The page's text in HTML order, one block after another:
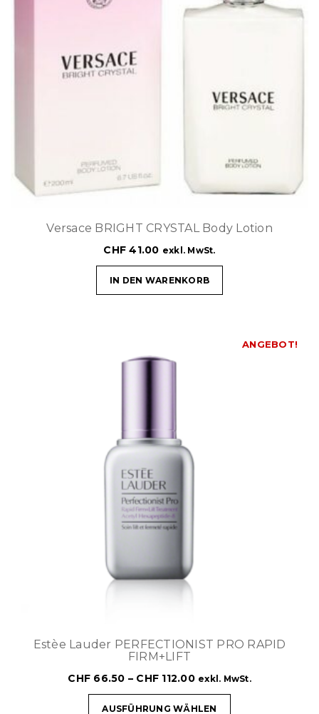
Versace BRIGHT CRYSTAL Body Lotion
CHF 41.00 exkl. MwSt.
IN DEN WARENKORB
ANGEBOT!
Estèe Lauder PERFECTIONIST PRO RAPID
FIRM+LIFT
CHF 66.50 – CHF 112.00 exkl. MwSt.
AUSFÜHRUNG WÄHLEN